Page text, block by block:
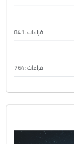
قراءات :841
قراءات :764